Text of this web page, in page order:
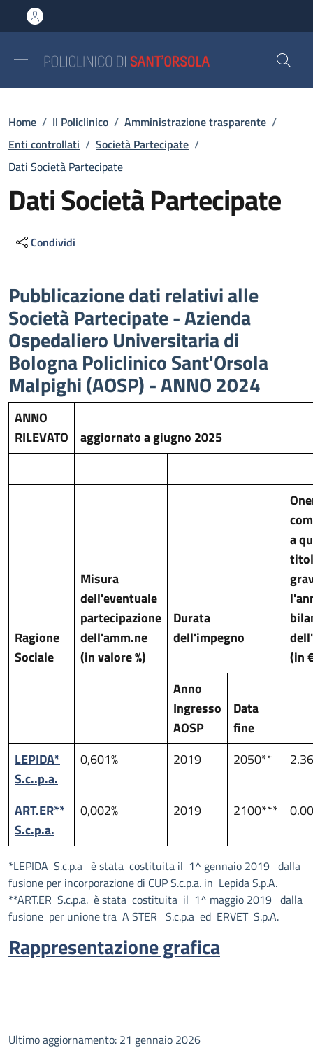
al contenuto principale
to footer content
Briciole di pane
Home / Il Policlinico / Amministrazione trasparente /
Enti controllati / Società Partecipate /
Dati Società Partecipate
Dati Società Partecipate
Condividi
Descrizione
Pubblicazione dati relativi alle
Società Partecipate - Azienda
Ospedaliero Universitaria di
Bologna Policlinico Sant'Orsola
Malpighi (AOSP) - ANNO 2024
ANNO
RILEVATO
aggiornato a giugno 2025
Ragione
Sociale
Misura
dell'eventuale
partecipazione
dell'amm.ne
(in valore %)
Durata
dell'impegno
a
(in
Anno
Ingresso
AOSP
Data
fine
LEPIDA*
S.c..p.a.
0,601% 2019 2050**
ART.ER**
S.c.p.a.
0,002% 2019 2100*** 0.00
*LEPIDA S.c.p.a è stata costituita il 1^ gennaio 2019 dalla
fusione per incorporazione di CUP S.c.p.a. in Lepida S.p.A.
**ART.ER S.c.p.a. è stata costituita il 1^ maggio 2019 dalla
fusione per unione tra A STER S.c.p.a ed ERVET S.p.A.
Rappresentazione grafica
Ultimo aggiornamento: 21 gennaio 2026